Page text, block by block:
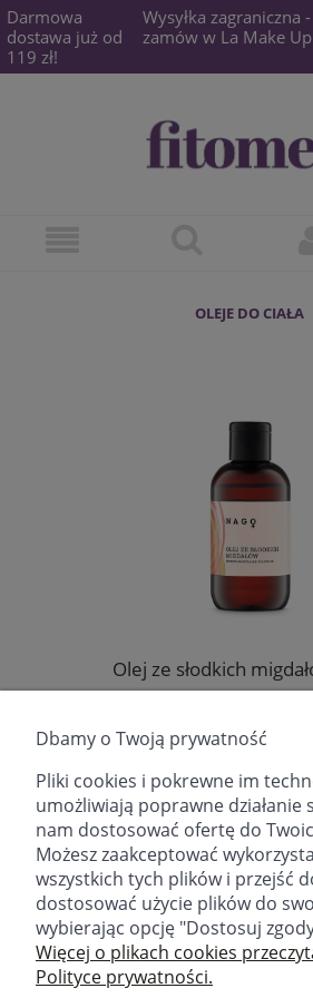
Darmowa
dostawa już od
119 zł!
Wysyłka zagraniczna -
zamów w La Make
OLEJE DO CIAŁA
Olej ze słodkich
24,99 zł
DO KOSZYKA
email:sklep@fitomed.pltel:+48
Znajdź nas:
Dbamy o Twoją prywatność
Pliki cookies i pokrewne im
umożliwiają poprawne działanie
nam dostosować ofertę do
Możesz zaakceptować
wszystkich tych plików i przejść
dostosować użycie plików do
wybierając opcję "Dostosuj
Więcej o plikach cookies
Polityce prywatności.